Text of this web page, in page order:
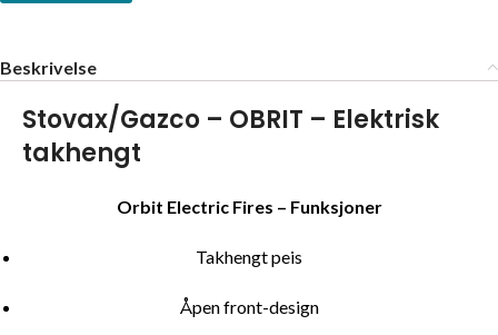
Beskrivelse
Stovax/Gazco – OBRIT – Elektrisk
takhengt
Orbit Electric Fires – Funksjoner
Takhengt peis
Åpen front-design